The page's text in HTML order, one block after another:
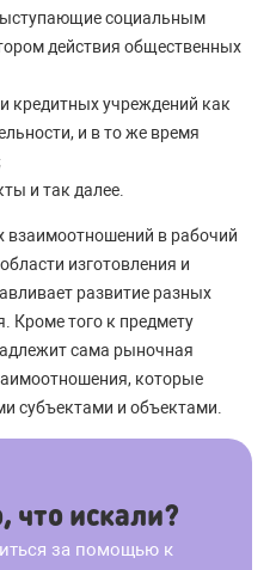
социальным
действия общественных
кредитных учреждений как
и в то же время
и так далее.
в рабочий
изготовления и
развитие разных
Кроме того к предмету
сама рыночная
которые
субъектами и объектами.
что искали?
за помощью к